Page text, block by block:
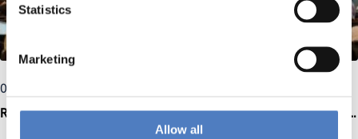
Statistics
Marketing
Allow all
01 Juni 2026
RurALL Final Conference Highlights Innovative Approaches to Rural Revitalisation